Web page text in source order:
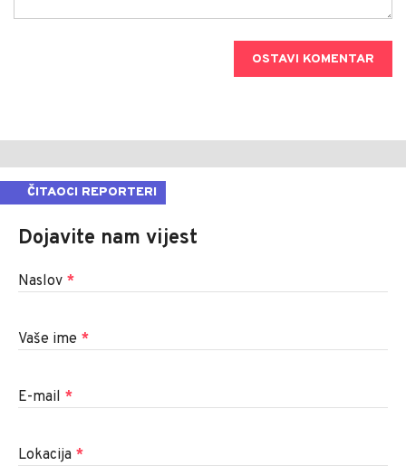
OSTAVI KOMENTAR
ČITAOCI REPORTERI
Dojavite nam vijest
Naslov *
Vaše ime *
E-mail *
Lokacija *